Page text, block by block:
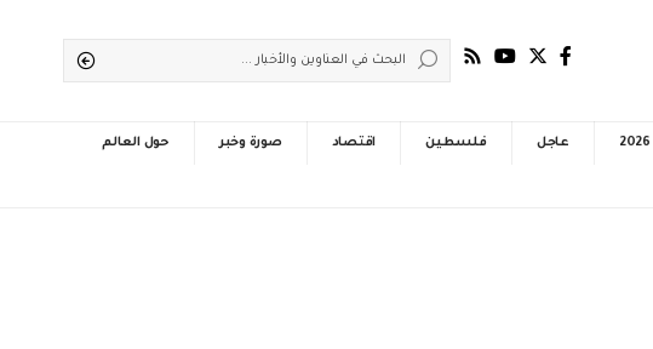
عاجل فلسطين اقتصاد صورة وخبر حول العالم